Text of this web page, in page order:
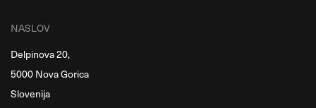
NASLOV
Delpinova 20,
5000 Nova Gorica
Slovenija